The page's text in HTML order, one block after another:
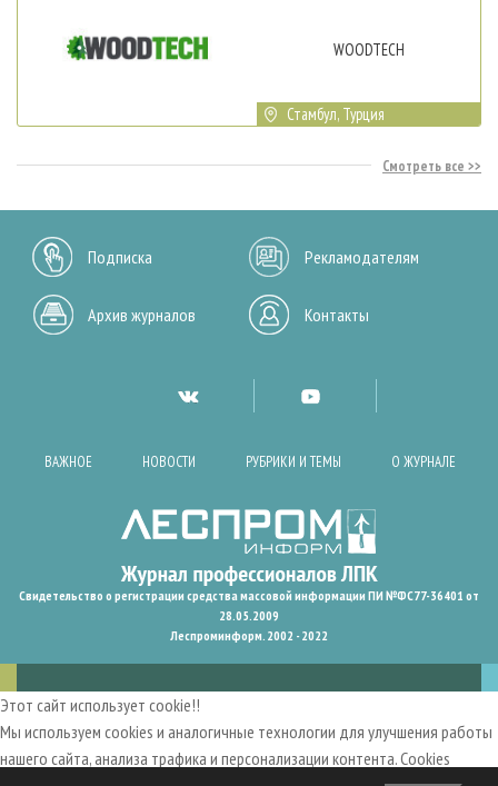
WOODTECH
Стамбул, Турция
Смотреть все
Подписка Рекламодателям
Архив журналов Контакты
ВАЖНОЕ НОВОСТИ РУБРИКИ И ТЕМЫ О ЖУРНАЛЕ
Свидетельство о регистрации средства массовой информации ПИ №ФС77-36401 от
28.05.2009
Леспроминформ. 2002 - 2022
Этот сайт использует cookie!!
Мы используем cookies и аналогичные технологии для улучшения работы
нашего сайта, анализа трафика и персонализации контента. Cookies